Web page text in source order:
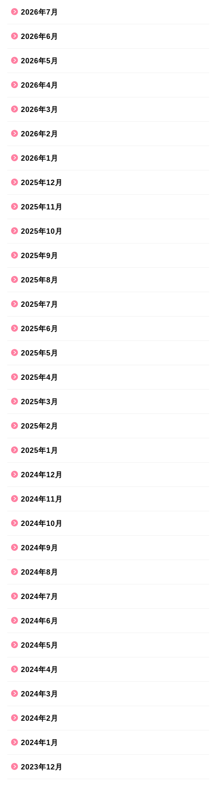
2026年7月
2026年6月
2026年5月
2026年4月
2026年3月
2026年2月
2026年1月
2025年12月
2025年11月
2025年10月
2025年9月
2025年8月
2025年7月
2025年6月
2025年5月
2025年4月
2025年3月
2025年2月
2025年1月
2024年12月
2024年11月
2024年10月
2024年9月
2024年8月
2024年7月
2024年6月
2024年5月
2024年4月
2024年3月
2024年2月
2024年1月
2023年12月